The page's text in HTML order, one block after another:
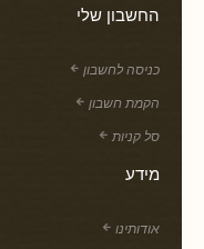
החשבון שלי
כניסה לחשבון
הקמת חשבון
סל קניות
מידע
אודותינו